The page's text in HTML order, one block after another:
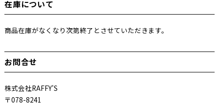
在庫について
商品在庫がなくなり次第終了とさせていただきます。
お問合せ
株式会社RAFFY'S
〒078-8241